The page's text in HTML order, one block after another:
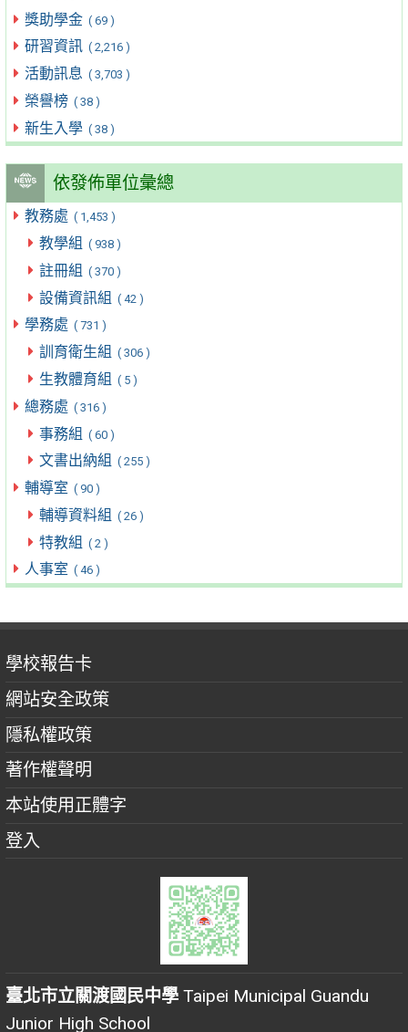
獎助學金 ( 69 )
研習資訊 ( 2,216 )
活動訊息 ( 3,703 )
榮譽榜 ( 38 )
新生入學 ( 38 )
依發佈單位彙總
教務處 ( 1,453 )
教學組 ( 938 )
註冊組 ( 370 )
設備資訊組 ( 42 )
學務處 ( 731 )
訓育衛生組 ( 306 )
生教體育組 ( 5 )
總務處 ( 316 )
事務組 ( 60 )
文書出納組 ( 255 )
輔導室 ( 90 )
輔導資料組 ( 26 )
特教組 ( 2 )
人事室 ( 46 )
學校報告卡
網站安全政策
隱私權政策
著作權聲明
本站使用正體字
登入
臺北市立關渡國民中學 Taipei Municipal Guandu
Junior High School